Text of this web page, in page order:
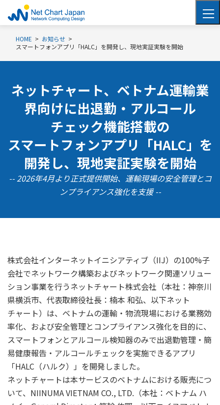
HOME
お知らせ
スマートフォンアプリ「HALC」を開発し、現地実証実験を開始
ネットチャート、ベトナム運輸業
界向けに出退勤・アルコール
チェック機能搭載の
スマートフォンアプリ「HALC」を
開発し、現地実証実験を開始
-- 2026年4月より正式提供開始、運輸現場の安全管理とコ
ンプライアンス強化を支援 --
株式会社インターネットイニシアティブ（IIJ）の100%子
会社でネットワーク構築およびネットワーク関連ソリュー
ション事業を行うネットチャート株式会社（本社：神奈川
県横浜市、代表取締役社長：楠本 和弘、以下ネット
チャート）は、ベトナムの運輸・物流現場における業務効
率化、および安全管理とコンプライアンス強化を目的に、
スマートフォンとアルコール検知器のみで出退勤管理・簡
易健康報告・アルコールチェックを実施できるアプリ
「HALC（ハルク）」を開発しました。
ネットチャートは本サービスのベトナムにおける販売につ
いて、NIINUMA VIETNAM CO., LTD.（本社：ベトナム ハ